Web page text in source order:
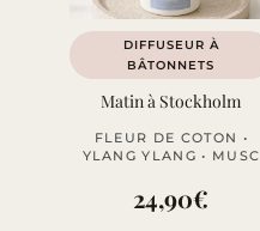
DIFFUSEUR À
BÂTONNETS
Matin à Stockholm
FLEUR DE COTON •
YLANG YLANG • MUSC
24,90€